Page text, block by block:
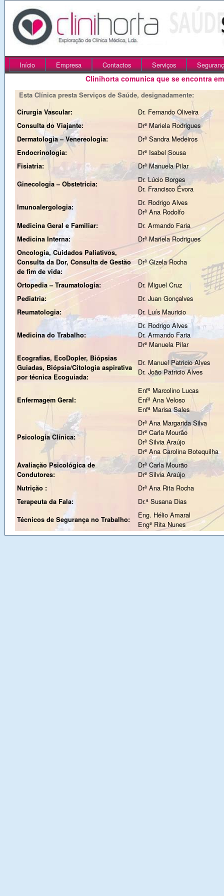
Início Empresa Contactos Serviços
Clinihorta comunica que se encontra
Esta Clínica presta Serviços de Saúde, designadamente:
Cirurgia Vascular: Dr. Fernando Oliveira
Consulta do Viajante: Drª Mariela Rodrigues
Dermatologia – Venereologia: Drª Sandra Medeiros
Endocrinologia: Drª Isabel Sousa
Fisiatria: Drª Manuela Pilar
Ginecologia – Obstetricia:
Dr. Lúcio Borges
Dr. Francisco Évora
Imunoalergologia:
Dr. Rodrigo Alves
Drª Ana Rodolfo
Medicina Geral e Familiar: Dr. Armando Faria
Medicina Interna: Drª Mariela Rodrigues
Oncologia, Cuidados Paliativos,
Consulta da Dor, Consulta de Gestão
de fim de vida:
Drª Gizela Rocha
Ortopedia – Traumatologia: Dr. Miguel Cruz
Pediatria: Dr. Juan Gonçalves
Reumatologia: Dr. Luís Mauricio
Medicina do Trabalho:
Dr. Rodrigo Alves
Dr. Armando Faria
Drª Manuela Pilar
Ecografias, EcoDopler, Biópsias
Guiadas, Biópsia/Citologia aspirativa
por técnica Ecoguiada:
Dr. Manuel Patricio Alves
Dr. João Patricio Alves
Enfermagem Geral:
Enfº Marcolino Lucas
Enfª Ana Veloso
Enfª Marisa Sales
Psicologia Clínica:
Drª Ana Margarida Silva
Drª Carla Mourão
Drª Silvia Araújo
Drª Ana Carolina Botequilha
Avaliação Psicológica de
Condutores:
Drª Carla Mourão
Drª Silvia Araújo
Nutrição : Drª Ana Rita Rocha
Terapeuta da Fala: Dr.ª Susana Dias
Técnicos de Segurança no Trabalho:
Eng. Hélio Amaral
Engª Rita Nunes